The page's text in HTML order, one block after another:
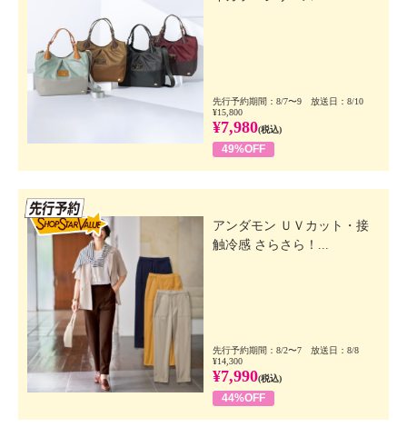
先行予約期間：8/7〜9 放送日：8/10
¥15,800
¥7,980(税込)
49%OFF
アンダモン ＵＶカット・接
触冷感 さらさら！...
先行予約期間：8/2〜7 放送日：8/8
¥14,300
¥7,990(税込)
44%OFF